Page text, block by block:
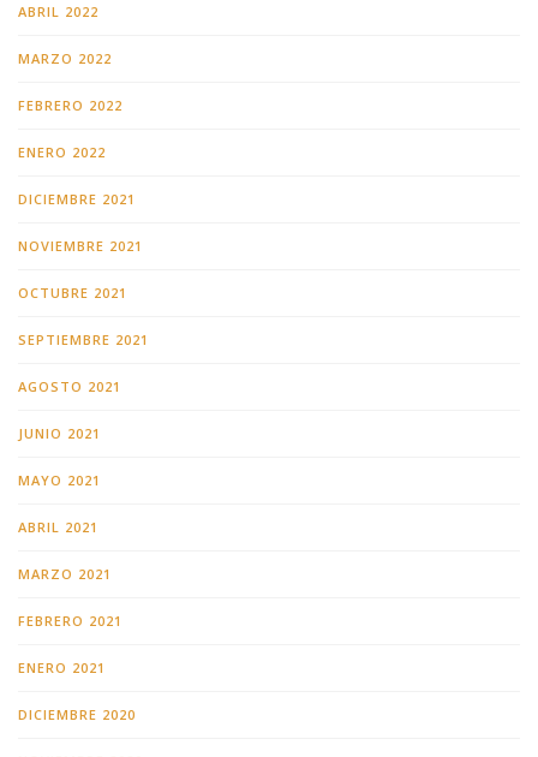
ABRIL 2022
MARZO 2022
FEBRERO 2022
ENERO 2022
DICIEMBRE 2021
NOVIEMBRE 2021
OCTUBRE 2021
SEPTIEMBRE 2021
AGOSTO 2021
JUNIO 2021
MAYO 2021
ABRIL 2021
MARZO 2021
FEBRERO 2021
ENERO 2021
DICIEMBRE 2020